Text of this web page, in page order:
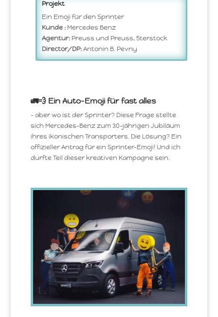
Projekt
Ein Emoji für den Sprinter
Kunde :Mercedes Benz
Agentur:Preuss und Preuss, 5terstock
Director/DP:Antonin B. Pevny
🚛💨 Ein Auto-Emoji für fast alles
– aber wo ist der Sprinter? Diese Frage stellte
sich Mercedes-Benz zum 30-jährigen Jubiläum
ihres ikonischen Transporters. Die Lösung? Ein
offizieller Antrag für ein Sprinter-Emoji! Und ich
durfte Teil dieser kreativen Kampagne sein.